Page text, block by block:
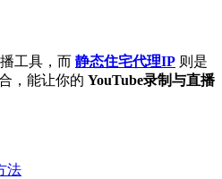
工具，而 静态住宅代理IP 则是
，能让你的 YouTube录制与直播
法